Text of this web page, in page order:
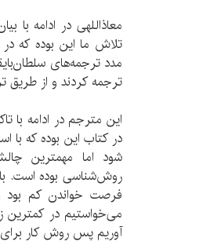
معاذاللهی در ادامه با
تلاش ما این بوده که
مدد ترجمه‌های
ترجمه کردند و از طریق
این مترجم در ادامه با
در کتاب این بوده که با
شود اما مهمترین
روش‌شناسی بوده است. با
فرصت خواندن کم بود
می‌خواستیم در کمترین
آوریم پس روش کار برای